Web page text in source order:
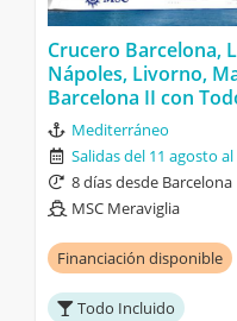
Crucero Barcelona,
Nápoles, Livorno,
Barcelona II con
Mediterráneo
Salidas del 11 agosto
8 días desde Barcelona
MSC Meraviglia
Financiación disponible
Todo Incluido